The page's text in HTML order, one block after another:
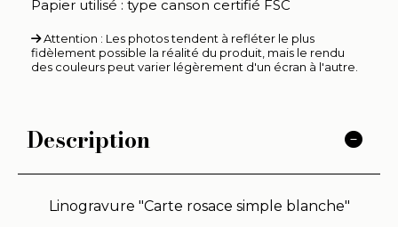
Papier utilisé : type canson certifié FSC
Attention : Les photos tendent à refléter le plus
fidèlement possible la réalité du produit, mais le rendu
des couleurs peut varier légèrement d'un écran à l'autre.
Description
Linogravure "Carte rosace simple blanche"